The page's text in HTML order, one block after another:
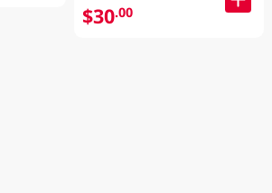
$30.00